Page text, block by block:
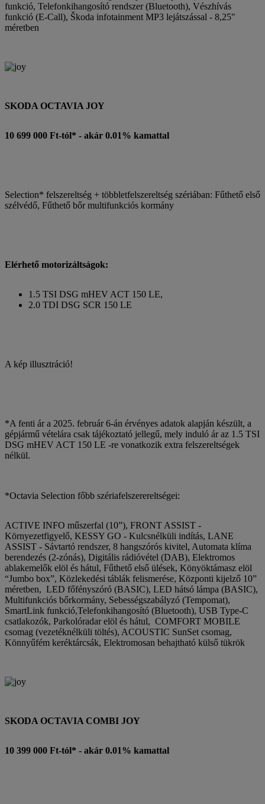
funkció, Telefonkihangosító rendszer (Bluetooth), Vészhívás
funkció (E-Call), Škoda infotainment MP3 lejátszással - 8,25"
méretben
SKODA OCTAVIA JOY
10 699 000 Ft-tól* - akár 0.01% kamattal
Selection* felszereltség + többletfelszereltség szériában: Fűthető első
szélvédő, Fűthető bőr multifunkciós kormány
Elérhető motorizáltságok:
1.5 TSI DSG mHEV ACT 150 LE,
2.0 TDI DSG SCR 150 LE
A kép illusztráció!
*A fenti ár a 2025. február 6-án érvényes adatok alapján készült, a
gépjármű vételára csak tájékoztató jellegű, mely induló ár az 1.5 TSI
DSG mHEV ACT 150 LE -re vonatkozik extra felszereltségek
nélkül.
*Octavia Selection főbb szériafelszerereltségei:
ACTIVE INFO műszerfal (10”), FRONT ASSIST -
Környezetfigyelő, KESSY GO - Kulcsnélküli indítás, LANE
ASSIST - Sávtartó rendszer, 8 hangszórós kivitel, Automata klíma
berendezés (2-zónás), Digitális rádióvétel (DAB), Elektromos
ablakemelők elöl és hátul, Fűthető első ülések, Könyöktámasz elöl
“Jumbo box”, Közlekedési táblák felismerése, Központi kijelző 10”
méretben, LED főfényszóró (BASIC), LED hátsó lámpa (BASIC),
Multifunkciós bőrkormány, Sebességszabályzó (Tempomat),
SmartLink funkció,Telefonkihangosító (Bluetooth), USB Type-C
csatlakozók, Parkolóradar elöl és hátul, COMFORT MOBILE
csomag (vezetéknélküli töltés), ACOUSTIC SunSet csomag,
Könnyűfém keréktárcsák, Elektromosan behajtható külső tükrök
SKODA OCTAVIA COMBI JOY
10 399 000 Ft-tól* - akár 0.01% kamattal